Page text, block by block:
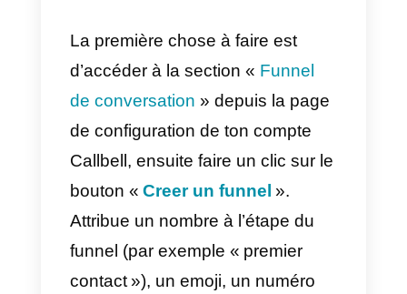
processus d’achat d’une
personne, permet de mieux
analyser les stratégies pour
pouvoir les optimiser et en créer
Comment créer un